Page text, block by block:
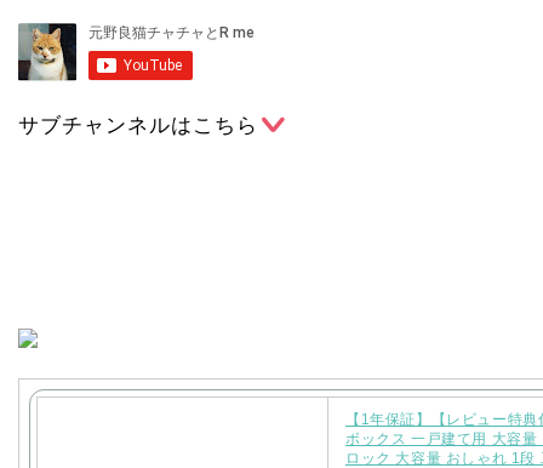
サブチャンネルはこちら
【1年保証】【レビュー特
ボックス 一戸建て用 大容量
ロック 大容量 おしゃれ 1段